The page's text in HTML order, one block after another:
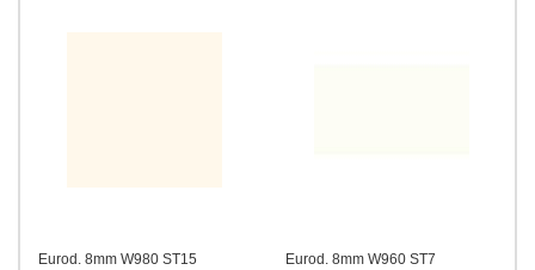
Eurod. 8mm W980 ST15
Eurod. 8mm W960 ST7